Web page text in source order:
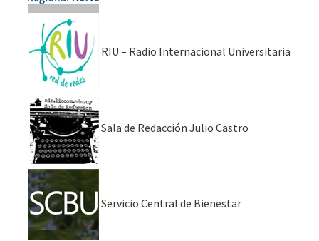
RIU – Radio Internacional Universitaria
Sala de Redacción Julio Castro
Servicio Central de Bienestar